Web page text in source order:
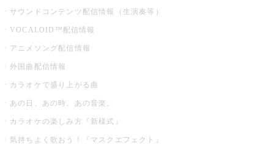
サウンドコンテンツ配信情報（生演奏等）
VOCALOID™配信情報
アニメソング配信情報
外国曲配信情報
カラオケで盛り上がる曲
あの日、あの時、あの音楽。
カラオケの楽しみ方『新様式』
気持ちよく歌おう！『マスクエフェクト』